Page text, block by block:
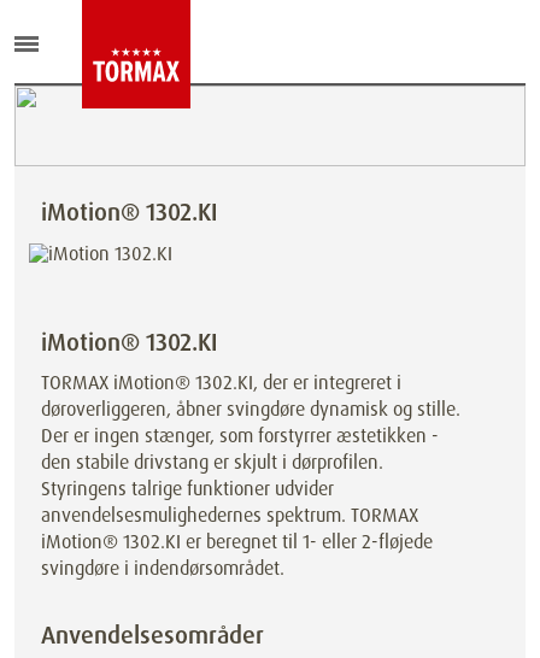
iMotion® 1302.KI
iMotion® 1302.KI
TORMAX iMotion® 1302.KI, der er integreret i
døroverliggeren, åbner svingdøre dynamisk og stille.
Der er ingen stænger, som forstyrrer æstetikken -
den stabile drivstang er skjult i dørprofilen.
Styringens talrige funktioner udvider
anvendelsesmulighedernes spektrum. TORMAX
iMotion® 1302.KI er beregnet til 1- eller 2-fløjede
svingdøre i indendørsområdet.
Anvendelsesområder